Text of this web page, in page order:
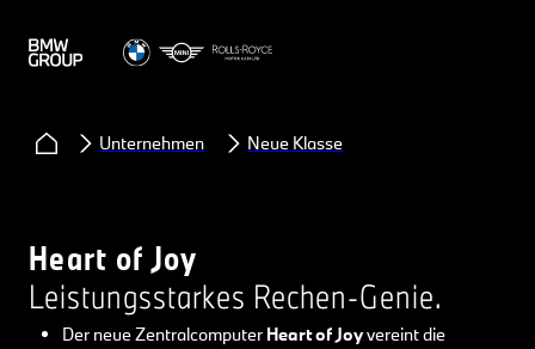
Unternehmen Neue Klasse
Heart of Joy
Leistungsstarkes Rechen-Genie.
Der neue Zentralcomputer Heart of Joyvereint die